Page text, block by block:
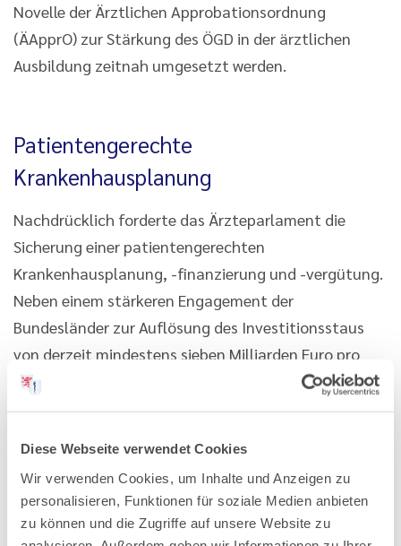
Diese Webseite verwendet Cookies
Wir verwenden Cookies, um Inhalte und Anzeigen zu
personalisieren, Funktionen für soziale Medien anbieten
zu können und die Zugriffe auf unsere Website zu
Novelle der Ärztlichen Approbationsordnung
(ÄApprO) zur Stärkung des ÖGD in der ärztlichen
Ausbildung zeitnah umgesetzt werden.
Patientengerechte
Krankenhausplanung
Nachdrücklich forderte das Ärzteparlament die
Sicherung einer patientengerechten
Krankenhausplanung, -finanzierung und -vergütung.
Neben einem stärkeren Engagement der
Bundesländer zur Auflösung des Investitionsstaus
von derzeit mindestens sieben Milliarden Euro pro
Jahr sei eine dauerhafte additive Kofinanzierung
durch den Bund notwendig. Um dem zukünftigen
beheben, müsse die bisherige erlösorientierte
Krankenhausbetriebsmittelfinanzierung grundlegend